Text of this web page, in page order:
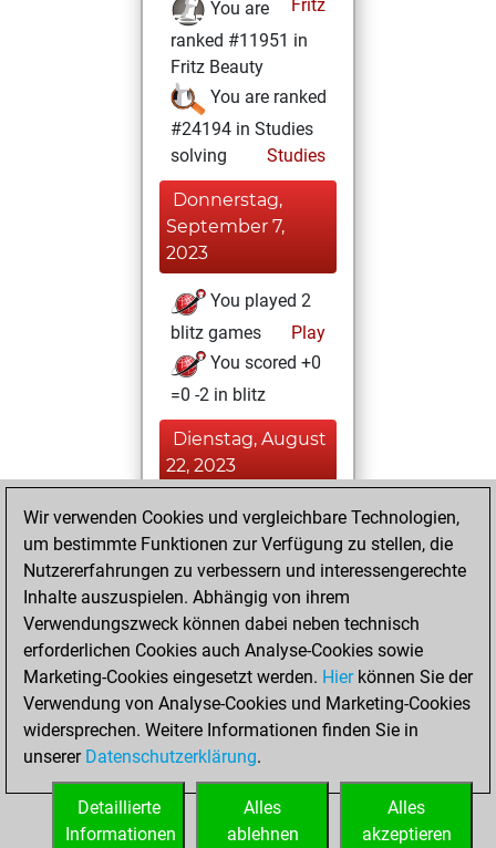
Fritz
You are
ranked #11951 in
Fritz Beauty
You are ranked
#24194 in Studies
solving
Studies
Donnerstag,
September 7,
2023
You played 2
blitz games
Play
You scored +0
=0 -2 in blitz
Dienstag, August
22, 2023
You won
against Fritz
Fritz
You achieved a
BeautyScore of 16
new Elo of 1617
You created
your Fritz account
You created
your Studies account
Studies
Wir verwenden Cookies und vergleichbare Technologien,
um bestimmte Funktionen zur Verfügung zu stellen, die
Nutzererfahrungen zu verbessern und interessengerechte
Inhalte auszuspielen. Abhängig von ihrem
Verwendungszweck können dabei neben technisch
erforderlichen Cookies auch Analyse-Cookies sowie
Marketing-Cookies eingesetzt werden. Hierkönnen Sie der
Verwendung von Analyse-Cookies und Marketing-Cookies
widersprechen. Weitere Informationen finden Sie in
unserer Datenschutzerklärung.
Alles
akzeptieren
Alles
ablehnen
Detaillierte
Informationen